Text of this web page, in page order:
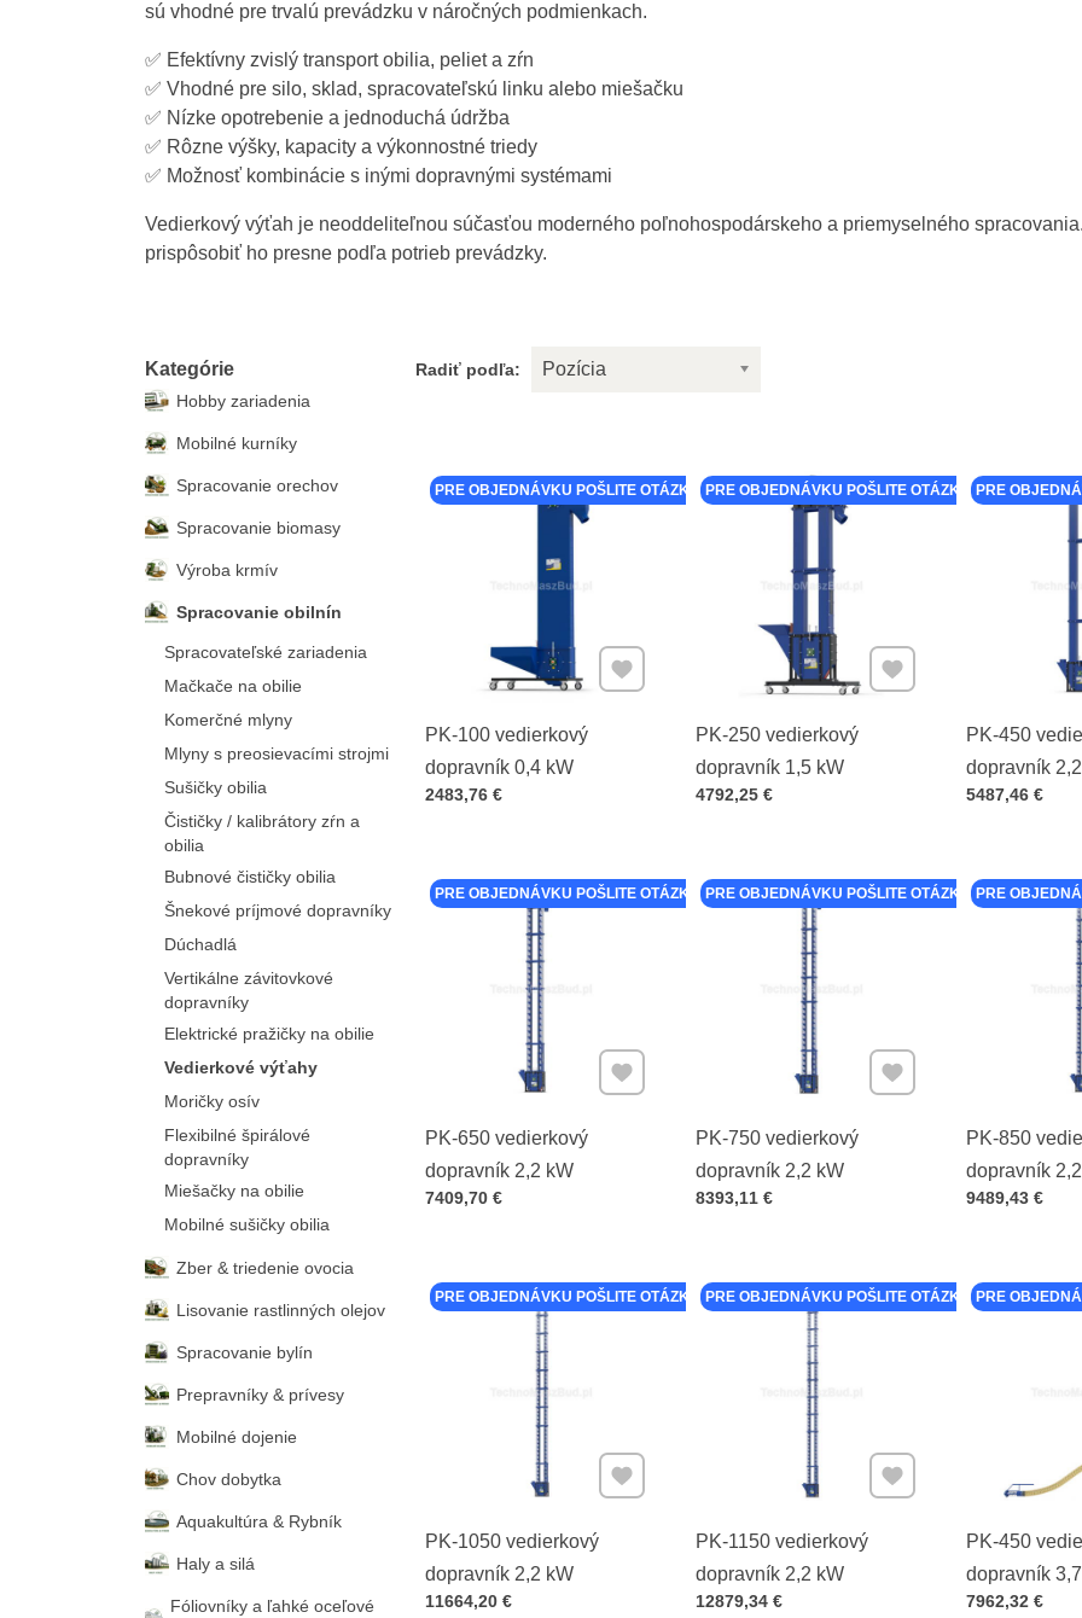
sú vhodné pre trvalú prevádzku v náročných podmienkach.
✅ Efektívny zvislý transport obilia, peliet a zŕn
✅ Vhodné pre silo, sklad, spracovateľskú linku alebo miešačku
✅ Nízke opotrebenie a jednoduchá údržba
✅ Rôzne výšky, kapacity a výkonnostné triedy
✅ Možnosť kombinácie s inými dopravnými systémami
Vedierkový výťah je neoddeliteľnou súčasťou moderného poľnohospodárskeho a priemyselného
prispôsobiť ho presne podľa potrieb prevádzky.
Radiť podľa: Pozícia
PK-100 vedierkový
dopravník 0,4 kW
Cena s DPH
2483,76 €
PRE OBJEDNÁVKU POŠLITE OTÁZKU K PRODUKTU
Pridať k Obľúbeným
PK-250 vedierkový
dopravník 1,5 kW
Cena s DPH
4792,25 €
PRE OBJEDNÁVKU POŠLITE OTÁZKU K PRODUKTU
Pridať k Obľúbeným
PK-450
dopravník
Cena s DPH
5487,46 €
PRE
PK-650 vedierkový
dopravník 2,2 kW
Cena s DPH
7409,70 €
PRE OBJEDNÁVKU POŠLITE OTÁZKU K PRODUKTU
Pridať k Obľúbeným
PK-750 vedierkový
dopravník 2,2 kW
Cena s DPH
8393,11 €
PRE OBJEDNÁVKU POŠLITE OTÁZKU K PRODUKTU
Pridať k Obľúbeným
PK-850
dopravník
Cena s DPH
9489,43 €
PRE
PK-1050 vedierkový
dopravník 2,2 kW
Cena s DPH
11664,20 €
PRE OBJEDNÁVKU POŠLITE OTÁZKU K PRODUKTU
Pridať k Obľúbeným
PK-1150 vedierkový
dopravník 2,2 kW
Cena s DPH
12879,34 €
PRE OBJEDNÁVKU POŠLITE OTÁZKU K PRODUKTU
Pridať k Obľúbeným
PK-450
dopravník
šnekovým
Cena s DPH
7962,32 €
PRE
Kategórie
Hobby zariadenia
Mobilné kurníky
Spracovanie orechov
Spracovanie biomasy
Výroba krmív
Spracovanie obilnín
Spracovateľské zariadenia
Mačkače na obilie
Komerčné mlyny
Mlyny s preosievacími strojmi
Sušičky obilia
Čističky / kalibrátory zŕn a
obilia
Bubnové čističky obilia
Šnekové príjmové dopravníky
Dúchadlá
Vertikálne závitovkové
dopravníky
Elektrické pražičky na obilie
Vedierkové výťahy
Moričky osív
Flexibilné špirálové
dopravníky
Miešačky na obilie
Mobilné sušičky obilia
Zber & triedenie ovocia
Lisovanie rastlinných olejov
Spracovanie bylín
Prepravníky & prívesy
Mobilné dojenie
Chov dobytka
Aquakultúra & Rybník
Haly a silá
Fóliovníky a ľahké oceľové